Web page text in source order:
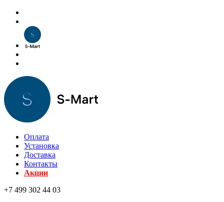
Оплата
Установка
Доставка
Контакты
Акции
+7 499 302 44 03